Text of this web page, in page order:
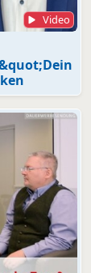
Video